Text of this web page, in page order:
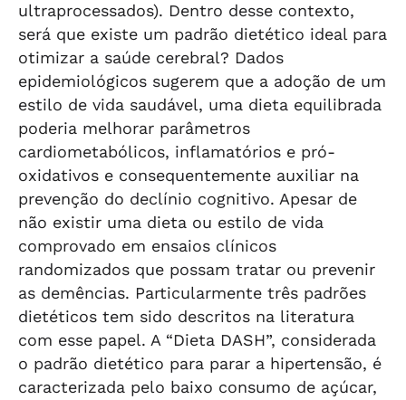
ultraprocessados). Dentro desse contexto,
será que existe um padrão dietético ideal para
otimizar a saúde cerebral? Dados
epidemiológicos sugerem que a adoção de um
estilo de vida saudável, uma dieta equilibrada
poderia melhorar parâmetros
cardiometabólicos, inflamatórios e pró-
oxidativos e consequentemente auxiliar na
prevenção do declínio cognitivo. Apesar de
não existir uma dieta ou estilo de vida
comprovado em ensaios clínicos
randomizados que possam tratar ou prevenir
as demências. Particularmente três padrões
dietéticos tem sido descritos na literatura
com esse papel. A “Dieta DASH”, considerada
o padrão dietético para parar a hipertensão, é
caracterizada pelo baixo consumo de açúcar,